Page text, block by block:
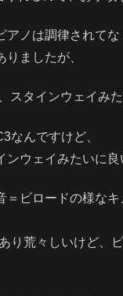
アノは調律されてな
りましたが、
スタインウェイみた
なんですけど、
ンウェイみたいに
＝ビロードの様な
り荒々しいけど、